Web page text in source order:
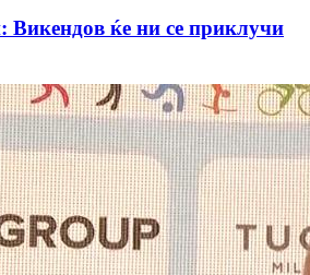
Викендов ќе ни се приклучи